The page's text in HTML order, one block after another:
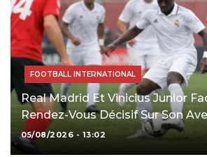
FOOTBALL INTERNATIONAL
Real Madrid Et Vinicius Junior
Rendez-Vous Décisif Sur Son
05/08/2026 - 13:02